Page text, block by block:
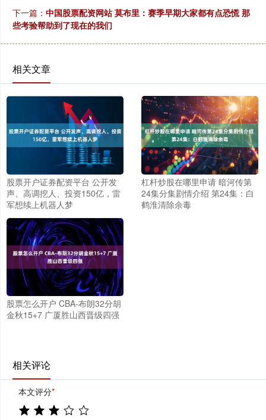
下一篇： 中国股票配资网站 莫布里：赛季早期大家都有点恐慌 那
些考验帮助到了现在的我们
相关文章
股票开户证券配资平台 公开发
声、高调挖人、投资150亿，雷
军想续上机器人梦
杠杆炒股在哪里申请 暗河传第
24集分集剧情介绍 第24集：白
鹤淮清除余毒
股票怎么开户 CBA-布朗32分胡
金秋15+7 广厦胜山西晋级四强
相关评论
本文评分*